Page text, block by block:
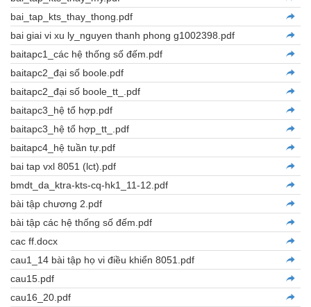
bai_tap_kts_thay_thong.pdf
bai giai vi xu ly_nguyen thanh phong g1002398.pdf
baitapc1_các hệ thống số đếm.pdf
baitapc2_đại số boole.pdf
baitapc2_đại số boole_tt_.pdf
baitapc3_hệ tổ hợp.pdf
baitapc3_hệ tổ hợp_tt_.pdf
baitapc4_hệ tuần tự.pdf
bai tap vxl 8051 (lct).pdf
bmdt_da_ktra-kts-cq-hk1_11-12.pdf
bài tập chương 2.pdf
bài tập các hệ thống số đếm.pdf
cac ff.docx
cau1_14 bài tập họ vi điều khiển 8051.pdf
cau15.pdf
cau16_20.pdf